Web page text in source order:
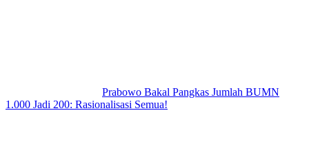
Prabowo Bakal Pangkas Jumlah BUMN
1.000 Jadi 200: Rasionalisasi Semua!